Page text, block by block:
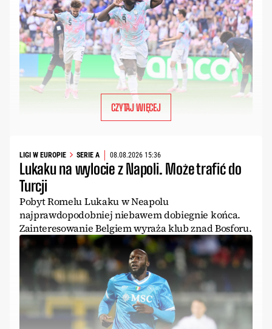
CZYTAJ WIĘCEJ
LIGI W EUROPIE SERIE A 08.08.2026 15:36
Lukaku na wylocie z Napoli. Może trafić do
Turcji
Pobyt Romelu Lukaku w Neapolu
najprawdopodobniej niebawem dobiegnie końca.
Zainteresowanie Belgiem wyraża klub znad Bosforu.